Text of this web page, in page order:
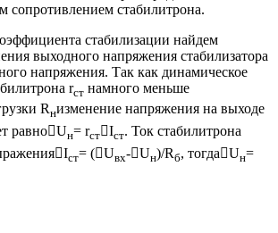
сопротивлением стабилитрона.
стабилизации найдем
выходного напряжения стабилизатора
напряжения. Так как динамическое
rст намного меньше
Rнизменение напряжения на выходе
равноUн= rстIст. Ток стабилитрона
ст= (Uвх-Uн)/Rб, тогдаUн=